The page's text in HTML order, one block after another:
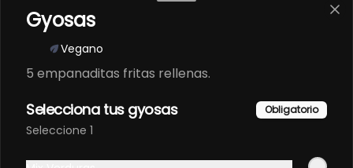
Sprite Zero 1.5 litros
$3.100 $1.790
Gyosas
Vegano
5 empanaditas fritas rellenas.
Selecciona tus gyosas Obligatorio
Seleccione 1